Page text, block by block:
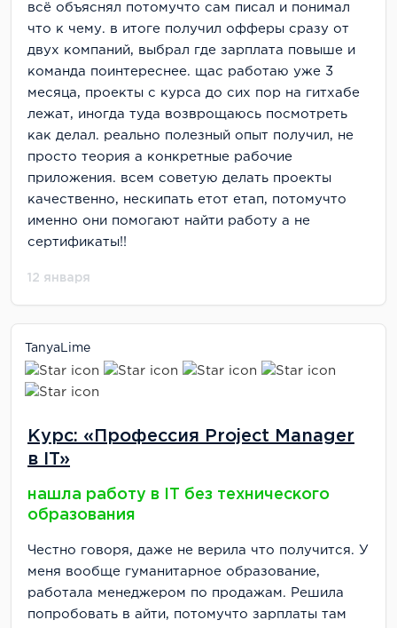
всё объяснял потомучто сам писал и понимал
что к чему. в итоге получил офферы сразу от
двух компаний, выбрал где зарплата повыше и
команда поинтереснее. щас работаю уже 3
месяца, проекты с курса до сих пор на гитхабе
лежат, иногда туда возврощаюсь посмотреть
как делал. реально полезный опыт получил, не
просто теория а конкретные рабочие
приложения. всем советую делать проекты
качественно, нескипать етот етап, потомучто
именно они помогают найти работу а не
сертификаты!!
12 января
TanyaLime
Курс: «Профессия Project Manager
в IT»
нашла работу в IT без технического
образования
Честно говоря, даже не верила что получится. У
меня вообще гуманитарное образование,
работала менеджером по продажам. Решила
попробовать в айти, потомучто зарплаты там